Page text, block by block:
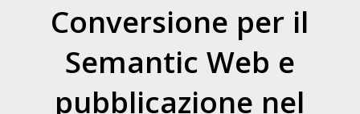
Conversione per il
Semantic Web e
pubblicazione nel